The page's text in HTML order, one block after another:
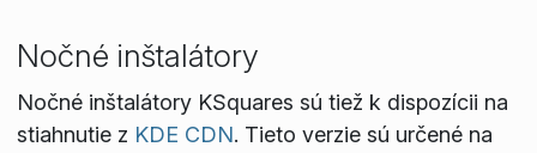
Nočné inštalátory
Nočné inštalátory KSquares sú tiež k dispozícii na
stiahnutie z KDE CDN. Tieto verzie sú určené na